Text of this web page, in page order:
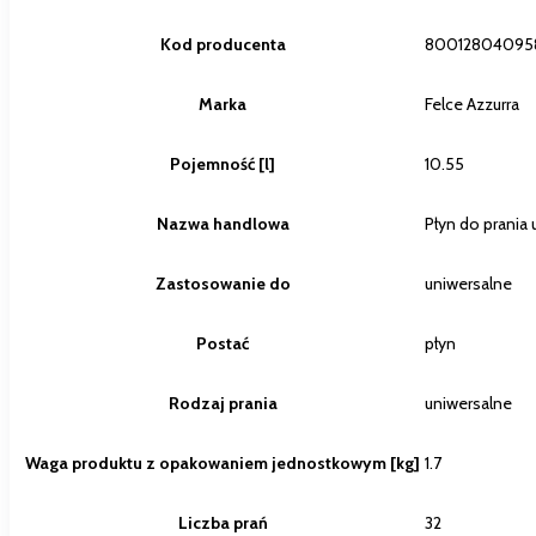
Kod producenta
Marka Felce Azzurra
Pojemność [l] 10.55
Nazwa handlowa Płyn do prania
Zastosowanie do uniwersalne
Postać płyn
Rodzaj prania uniwersalne
Waga produktu z opakowaniem jednostkowym [kg] 1.7
Liczba prań 32